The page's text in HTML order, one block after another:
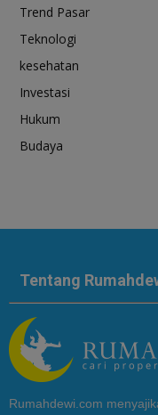
Trend Pasar
Teknologi
kesehatan
Investasi
Hukum
Budaya
Tentang
Rumahdewi.com